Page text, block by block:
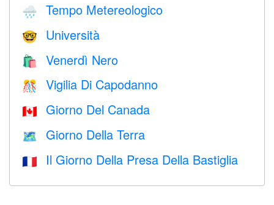
🌧 Tempo Metereologico
🤓 Università
🛍 Venerdì Nero
🎊 Vigilia Di Capodanno
🇨🇦 Giorno Del Canada
🗺️ Giorno Della Terra
🇫🇷 Il Giorno Della Presa Della Bastiglia